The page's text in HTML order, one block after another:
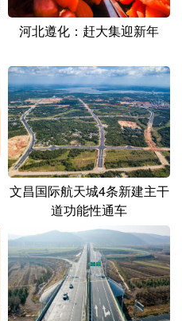
Français عربى
日本語 한국어
河北遵化：赶大集迎新年
文昌国际航天城4条新建主干
道功能性通车